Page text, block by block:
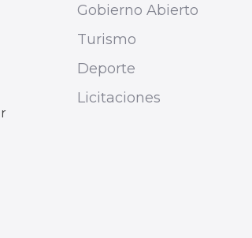
Gobierno Abierto
Turismo
Deporte
Licitaciones